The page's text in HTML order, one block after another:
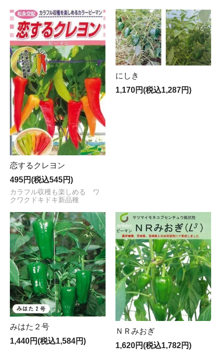
恋するクレヨン
495円(税込545円)
カラフル収穫も楽しめる ワ
クワクドキドキ新品種
にしき
1,170円(税込1,287円)
みはた２号
1,440円(税込1,584円)
ＮＲみおぎ
1,620円(税込1,782円)